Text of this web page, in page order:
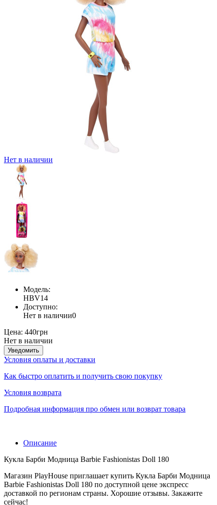
Нет в наличии
Модель:
HBV14
Доступно:
Нет в наличии0
Цена: 440грн
Нет в наличии
Уведомить
Условия оплаты и доставки
Как быстро оплатить и получить свою покупку
Условия возврата
Подробная информация про обмен или возврат товара
Описание
Кукла Барби Модница Barbie Fashionistas Doll 180
Магазин PlayHouse приглашает купить Кукла Барби Модница
Barbie Fashionistas Doll 180 по доступной цене экспресс
доставкой по регионам страны. Хорошие отзывы. Закажите
сейчас!